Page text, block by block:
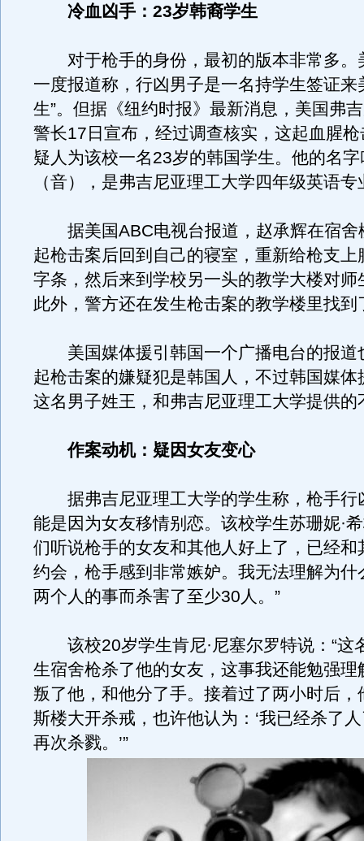
冷血凶手：23岁韩裔学生
对于枪手的身份，最初的版本非常多。
一度报道称，行凶男子是一名持学生签证来
生”。但据《纽约时报》最新消息，美国弗
警长17日宣布，经过调查核实，这起血腥
疑人为该校一名23岁的韩国学生。他的名
（音），是弗吉尼亚理工大学四年级英语
据美国ABC电视台报道，赵承辉在宿舍
起枪击案后回到自己的寝室，重新给枪支上
字条，然后来到学校另一头的教学大楼对师
此外，警方还在发生枪击案的教学楼里找到
美国媒体援引韩国一个广播电台的报道
起枪击案的嫌疑犯是韩国人，不过韩国媒体
这名男子姓王，和弗吉尼亚理工大学提供的
作案动机：疑因女友变心
据弗吉尼亚理工大学的学生称，枪手行
能是因为女友移情别恋。该校学生苏珊妮·
们听说枪手的女友和其他人好上了，已经和
约会，枪手感到非常嫉妒。我无法理解为什
两个人的事而杀害了至少30人。”
该校20岁学生肯尼·尼塞尔罗特说：“这
生宿舍枪杀了他的女友，这事我还能勉强理
叛了他，和他分了手。接着过了两小时后，
斯楼大开杀戒，也许他认为：‘我已经杀了
再次杀戮。’”